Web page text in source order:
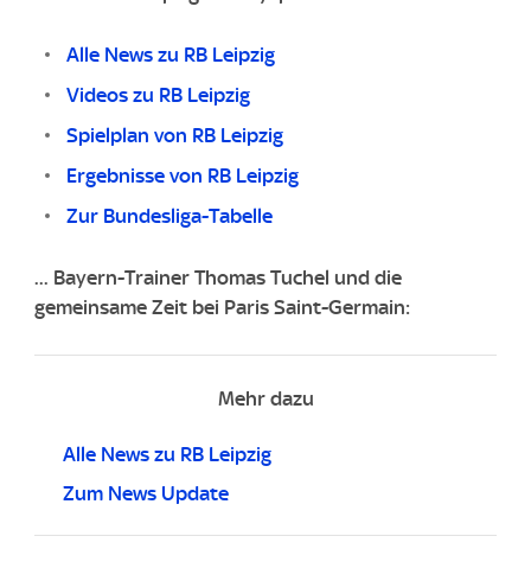
Alle News zu RB Leipzig
Videos zu RB Leipzig
Spielplan von RB Leipzig
Ergebnisse von RB Leipzig
Zur Bundesliga-Tabelle
... Bayern-Trainer Thomas Tuchel und die
gemeinsame Zeit bei Paris Saint-Germain:
Mehr dazu
Alle News zu RB Leipzig
Zum News Update